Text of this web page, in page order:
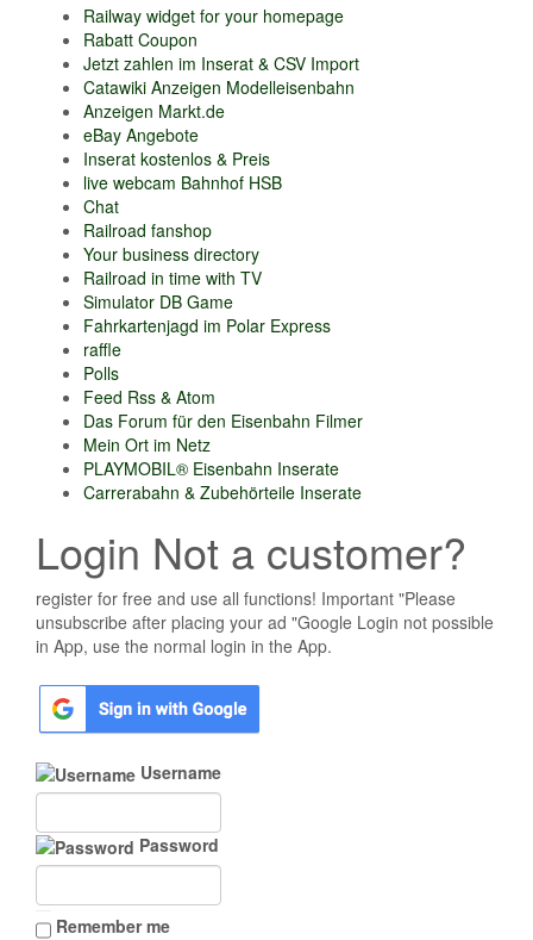
Railway widget for your homepage
Rabatt Coupon
Jetzt zahlen im Inserat & CSV Import
Catawiki Anzeigen Modelleisenbahn
Anzeigen Markt.de
eBay Angebote
Inserat kostenlos & Preis
live webcam Bahnhof HSB
Chat
Railroad fanshop
Your business directory
Railroad in time with TV
Simulator DB Game
Fahrkartenjagd im Polar Express
raffle
Polls
Feed Rss & Atom
Das Forum für den Eisenbahn Filmer
Mein Ort im Netz
PLAYMOBIL® Eisenbahn Inserate
Carrerabahn & Zubehörteile Inserate
Login Not a customer?
register for free and use all functions! Important "Please
unsubscribe after placing your ad "Google Login not possible
in App, use the normal login in the App.
Username
Password
Remember me